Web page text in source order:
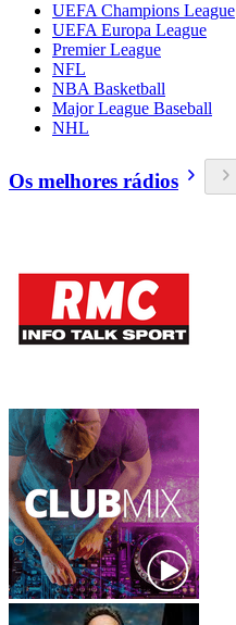
UEFA Champions League
UEFA Europa League
Premier League
NFL
NBA Basketball
Major League Baseball
NHL
Os melhores rádios